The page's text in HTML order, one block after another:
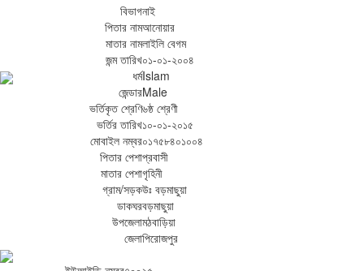
বিভাগনাই
পিতার নামআনোয়ার
মাতার নামলাইলি বেগম
জন্ম তারিখ০১-০১-২০০৪
ধর্মIslam
জেন্ডারMale
ভর্তিকৃত শ্রেণি৬ষ্ঠ শ্রেণী
ভর্তির তারিখ১০-০১-২০১৫
মোবাইল নম্বর০১৭৫৮৪০১০০৪
পিতার পেশাপ্রবাসী
মাতার পেশাগৃহিনী
গ্রাম/সড়কউঃ বড়মাছুয়া
ডাকঘরবড়মাছুয়া
উপজেলামঠবাড়িয়া
জেলাপিরোজপুর